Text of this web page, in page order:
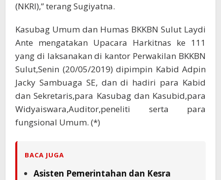
(NKRI),” terang Sugiyatna.
Kasubag Umum dan Humas BKKBN Sulut Laydi
Ante mengatakan Upacara Harkitnas ke 111
yang di laksanakan di kantor Perwakilan BKKBN
Sulut,Senin (20/05/2019) dipimpin Kabid Adpin
Jacky Sambuaga SE, dan di hadiri para Kabid
dan Sekretaris,para Kasubag dan Kasubid,para
Widyaiswara,Auditor,peneliti serta para
fungsional Umum. (*)
BACA JUGA
Asisten Pemerintahan dan Kesra